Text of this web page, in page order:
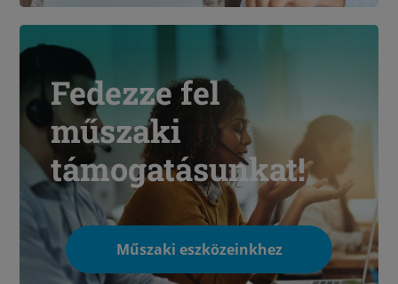
Fedezze fel
műszaki
támogatásunkat!
Műszaki eszközeinkhez